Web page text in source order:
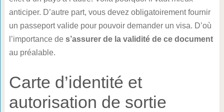
anticiper. D’autre part, vous devez obligatoirement fournir
un passeport valide pour pouvoir demander un visa. D’où
l’importance de s’assurer de la validité de ce document
au préalable.
Carte d’identité et
autorisation de sortie